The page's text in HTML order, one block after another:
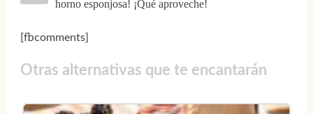
horno esponjosa! ¡Qué aproveche!
[fbcomments]
Otras alternativas que te encantarán